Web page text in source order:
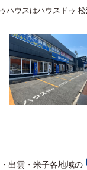
し、若しくはき損して
い。
うに管理しなければ
を利用してはならない
止に配意しなければな
ハウスはハウスドゥ
出雲・米子各地域の